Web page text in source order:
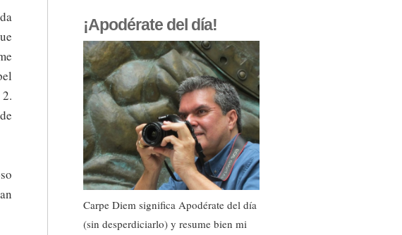
¡Apodérate del día!
Carpe Diem significa Apodérate del día
(sin desperdiciarlo) y resume bien mi